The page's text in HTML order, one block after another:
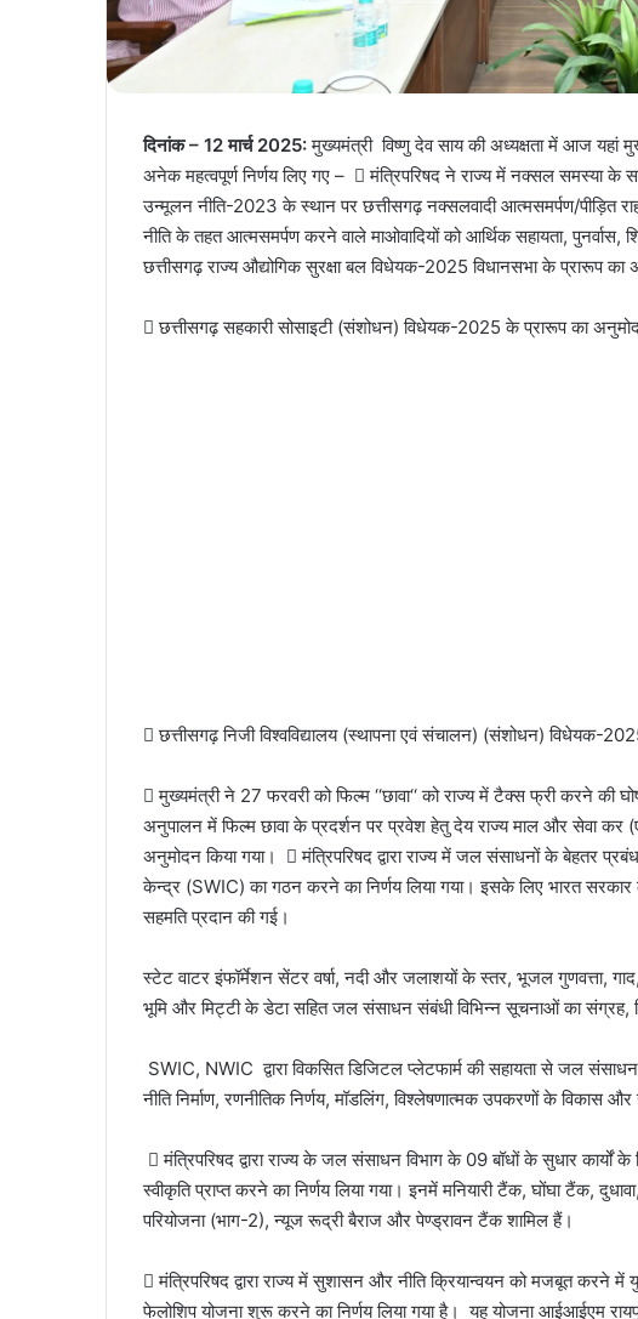
दिनांक – 12 मार्च 2025:मुख्यमंत्री विष्णु देव साय की अध्यक्षता में आज यहां
अनेक महत्वपूर्ण निर्णय लिए गए –  मंत्रिपरिषद ने राज्य में नक्सल समस्या के
उन्मूलन नीति-2023 के स्थान पर छत्तीसगढ़ नक्सलवादी आत्मसमर्पण/पीड़ित
नीति के तहत आत्मसमर्पण करने वाले माओवादियों को आर्थिक सहायता, पुनर्वास,
छत्तीसगढ़ राज्य औद्योगिक सुरक्षा बल विधेयक-2025 विधानसभा के प्रारूप का
 छत्तीसगढ़ सहकारी सोसाइटी (संशोधन) विधेयक-2025 के प्रारूप का
 छत्तीसगढ़ निजी विश्वविद्यालय (स्थापना एवं संचालन) (संशोधन) विधेयक-
 मुख्यमंत्री ने 27 फरवरी को फिल्म ‘‘छावा‘‘ को राज्य में टैक्स फ्री करने की
अनुपालन में फिल्म छावा के प्रदर्शन पर प्रवेश हेतु देय राज्य माल और सेवा कर
अनुमोदन किया गया।  मंत्रिपरिषद द्वारा राज्य में जल संसाधनों के बेहतर
केन्द्र (SWIC) का गठन करने का निर्णय लिया गया। इसके लिए भारत
सहमति प्रदान की गई।
स्टेट वाटर इंफॉर्मेशन सेंटर वर्षा, नदी और जलाशयों के स्तर, भूजल गुणवत्ता,
भूमि और मिट्टी के डेटा सहित जल संसाधन संबंधी विभिन्न सूचनाओं का संग्रह,
SWIC, NWIC द्वारा विकसित डिजिटल प्लेटफार्म की सहायता से जल
नीति निर्माण, रणनीतिक निर्णय, मॉडलिंग, विश्लेषणात्मक उपकरणों के विकास
 मंत्रिपरिषद द्वारा राज्य के जल संसाधन विभाग के 09 बॉधों के सुधार
स्वीकृति प्राप्त करने का निर्णय लिया गया। इनमें मनियारी टैंक, घोंघा टैंक,
परियोजना (भाग-2), न्यूज रूद्री बैराज और पेण्ड्रावन टैंक शामिल हैं।
 मंत्रिपरिषद द्वारा राज्य में सुशासन और नीति क्रियान्वयन को मजबूत करने
फेलोशिप योजना शुरू करने का निर्णय लिया गया है। यह योजना आईआईएम